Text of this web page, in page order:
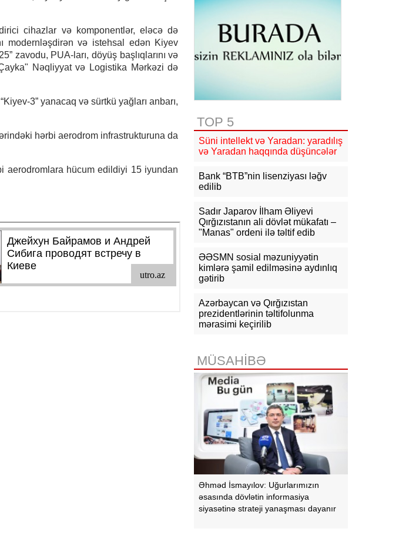
cihazlar və komponentlər, eləcə də
modernləşdirən və istehsal edən Kiyev
zavodu, PUA-ları, döyüş başlıqlarını və
Nəqliyyat və Logistika Mərkəzi də
3” yanacaq və sürtkü yağları anbarı,
hərbi aerodrom infrastrukturuna da
aerodromlara hücum edildiyi 15 iyundan
Ukrayna xarici işlər nazirlərinin
15:14 Ceyhun Bayramov Ukraynada
Azərbaycan Xalq Cümhuriyyətinin
diplomatik irsinə aid arxiv sənədləri
müzakirə edib
15:00 Novruzəli Aslanov İsmayıllıda
növbəti dəfə vətəndaşları qəbul
14:51
14:44 Hakan Fidan: ABŞ və İran
arasında danışıqlar bu gün müsbət
14:31 Böyük Britaniya Rusiyaya
qarşı sanksiyaları genişləndirib
14:18 BTC ilə indiyədək 630 mln.
tondan artıq neft nəql olunub
TOP 5
Süni intellekt və Yaradan: yaradılış
və Yaradan haqqında düşüncələr
Bank “BTB”nin lisenziyası ləğv
edilib
Sadır Japarov İlham Əliyevi
Qırğızıstanın ali dövlət mükafatı –
"Manas" ordeni ilə təltif edib
ƏƏSMN sosial məzuniyyətin
kimlərə şamil edilməsinə aydınlıq
gətirib
Azərbaycan və Qırğızıstan
prezidentlərinin təltifolunma
mərasimi keçirilib
MÜSAHİBƏ
Əhməd İsmayılov: Uğurlarımızın
əsasında dövlətin informasiya
siyasətinə strateji yanaşması dayanır